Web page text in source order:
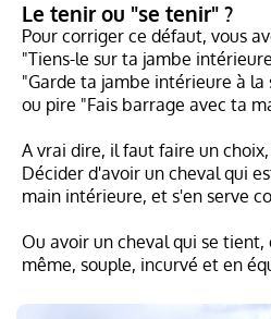
Le tenir ou "se tenir" ?
Pour corriger ce défaut, vous
"Tiens-le sur ta jambe
"Garde ta jambe intérieure à la
ou pire "Fais barrage avec ta
A vrai dire, il faut faire un
Décider d'avoir un cheval qui
main intérieure, et s'en serve
Ou avoir un cheval qui se
même, souple, incurvé et en